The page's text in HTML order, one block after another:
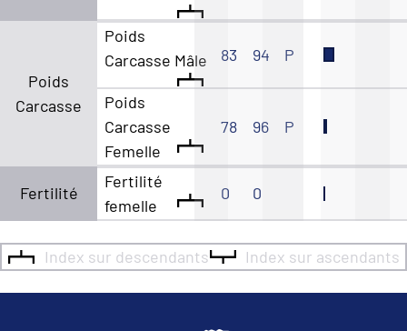
Poids
Carcasse
Poids
Carcasse Mâle
83 94 P
Poids
Carcasse
Femelle
78 96 P
Fertilité
Fertilité
femelle
0 0
Index sur descendants Index sur ascendants